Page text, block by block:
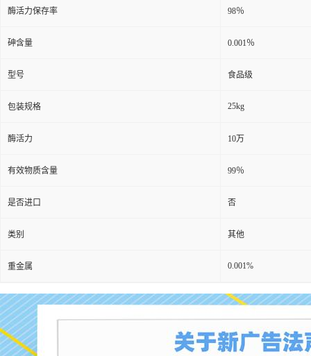
酶活力保存率 98％
砷含量 0.001％
型号 食品级
包装规格 25kg
酶活力 10万
有效物质含量 99％
是否进口 否
类别 其他
重金属 0.001%